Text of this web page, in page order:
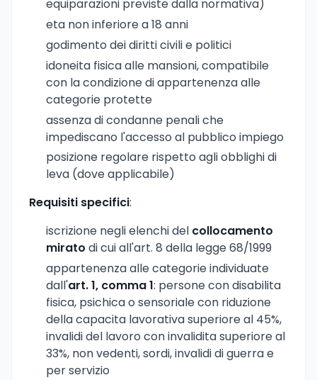
equiparazioni previste dalla normativa)
eta non inferiore a 18 anni
godimento dei diritti civili e politici
idoneita fisica alle mansioni, compatibile
con la condizione di appartenenza alle
categorie protette
assenza di condanne penali che
impediscano l'accesso al pubblico impiego
posizione regolare rispetto agli obblighi di
leva (dove applicabile)
Requisiti specifici:
iscrizione negli elenchi del collocamento
mirato di cui all'art. 8 della legge 68/1999
appartenenza alle categorie individuate
dall'art. 1, comma 1: persone con disabilita
fisica, psichica o sensoriale con riduzione
della capacita lavorativa superiore al 45%,
invalidi del lavoro con invalidita superiore al
33%, non vedenti, sordi, invalidi di guerra e
per servizio